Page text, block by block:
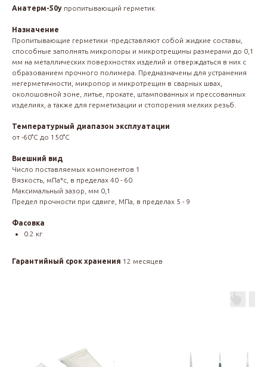
Анатерм-50у пропитывающий герметик
Назначение
Пропитывающие герметики -представляют собой жидкие составы,
способные заполнять микропоры и микротрещины размерами до 0,1
мм на металлических поверхностях изделий и отверждаться в них с
образованием прочного полимера. Предназначены для устранения
негерметичности, микропор и микротрещин в сварных швах,
околошовной зоне, литье, прокате, штампованных и прессованных
изделиях, а также для герметизации и стопорения мелких резьб.
Температурный диапазон эксплуатации
от -60°С до 150°С
Внешний вид
Число поставляемых компонентов 1
Вязкость, мПа*с, в пределах 40 - 60
Максимальный зазор, мм 0,1
Предел прочности при сдвиге, МПа, в пределах 5 - 9
Фасовка
0.2 кг
Гарантийный срок хранения 12 месяцев